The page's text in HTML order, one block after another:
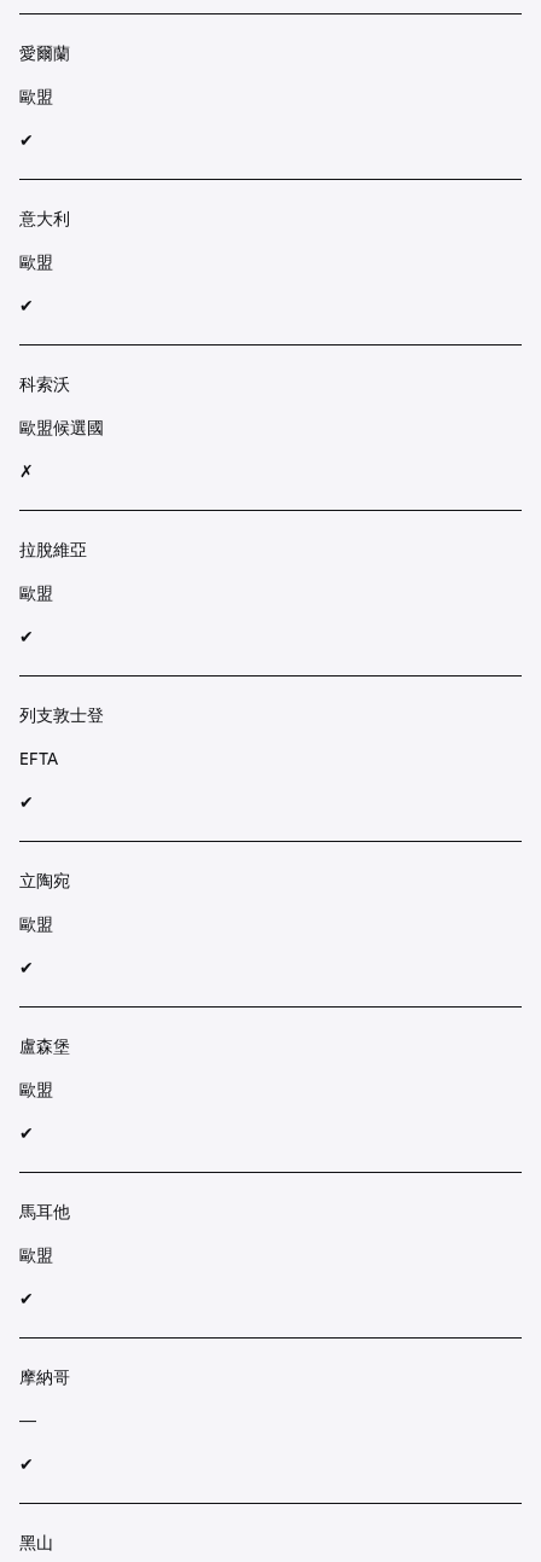
愛爾蘭
歐盟
✔︎
意大利
歐盟
✔︎
科索沃
歐盟候選國
✗
拉脫維亞
歐盟
✔︎
列支敦士登
EFTA
✔︎
立陶宛
歐盟
✔︎
盧森堡
歐盟
✔︎
馬耳他
歐盟
✔︎
摩納哥
—
✔︎
黑山